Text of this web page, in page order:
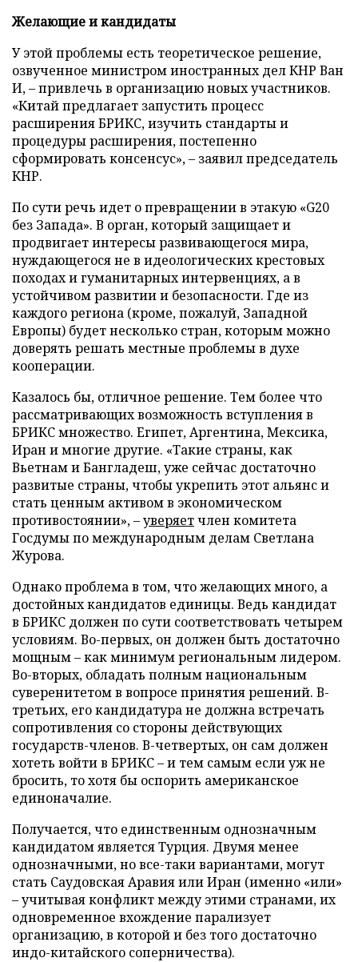
Желающие и кандидаты
У этой проблемы есть теоретическое решение,
озвученное министром иностранных дел КНР Ван
И, – привлечь в организацию новых участников.
«Китай предлагает запустить процесс
расширения БРИКС, изучить стандарты и
процедуры расширения, постепенно
сформировать консенсус», – заявил председатель
КНР.
По сути речь идет о превращении в этакую «G20
без Запада». В орган, который защищает и
продвигает интересы развивающегося мира,
нуждающегося не в идеологических крестовых
походах и гуманитарных интервенциях, а в
устойчивом развитии и безопасности. Где из
каждого региона (кроме, пожалуй, Западной
Европы) будет несколько стран, которым можно
доверять решать местные проблемы в духе
кооперации.
Казалось бы, отличное решение. Тем более что
рассматривающих возможность вступления в
БРИКС множество. Египет, Аргентина, Мексика,
Иран и многие другие. «Такие страны, как
Вьетнам и Бангладеш, уже сейчас достаточно
развитые страны, чтобы укрепить этот альянс и
стать ценным активом в экономическом
противостоянии»,–уверяетчлен комитета
Госдумы по международным делам Светлана
Журова.
Однако проблема в том, что желающих много, а
достойных кандидатов единицы. Ведь кандидат
в БРИКС должен по сути соответствовать четырем
условиям. Во-первых, он должен быть достаточно
мощным – как минимум региональным лидером.
Во-вторых, обладать полным национальным
суверенитетом в вопросе принятия решений. В-
третьих, его кандидатура не должна встречать
сопротивления со стороны действующих
государств-членов. В-четвертых, он сам должен
хотеть войти в БРИКС – и тем самым если уж не
бросить, то хотя бы оспорить американское
единоначалие.
Получается, что единственным однозначным
кандидатом является Турция. Двумя менее
однозначными, но все-таки вариантами, могут
стать Саудовская Аравия или Иран (именно «или»
– учитывая конфликт между этими странами, их
одновременное вхождение парализует
организацию, в которой и без того достаточно
индо-китайского соперничества).